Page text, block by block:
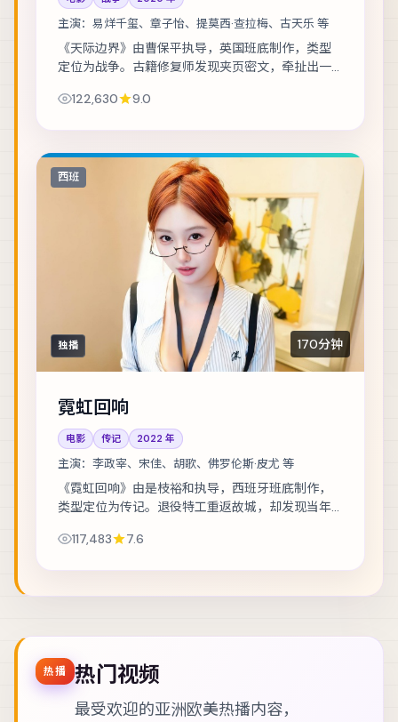
主演： 易烊千玺、章子怡、提莫西·查拉梅、古天乐 等
《天际边界》由曹保平执导，英国班底制作，类型
定位为战争。古籍修复师发现夹页密文，牵扯出一
提莫西·查拉梅 等，表演层次丰富。群戏调度成...
122,630 9.0
西班
独播 170分钟
霓虹回响
电影 传记 2022 年
主演： 李政宰、宋佳、胡歌、佛罗伦斯·皮尤 等
《霓虹回响》由是枝裕和执导，西班牙班底制作，
类型定位为传记。退役特工重返故城，却发现当年
等，表演层次丰富。节奏层层推进，伏笔在第三...
117,483 7.6
热播 热门视频
最受欢迎的亚洲欧美热播内容，